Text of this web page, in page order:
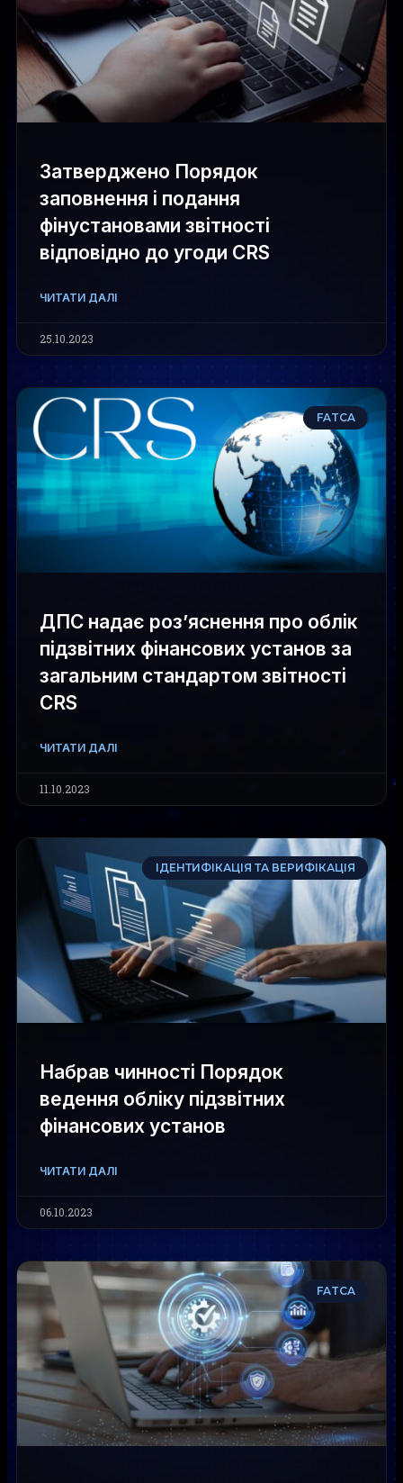
Затверджено Порядок
заповнення і подання
фінустановами звітності
відповідно до угоди CRS
ЧИТАТИ ДАЛІ
25.10.2023
FATCA
ДПС надає роз’яснення про облік
підзвітних фінансових установ за
загальним стандартом звітності
CRS
ЧИТАТИ ДАЛІ
11.10.2023
ІДЕНТИФІКАЦІЯ ТА ВЕРИФІКАЦІЯ
Набрав чинності Порядок
ведення обліку підзвітних
фінансових установ
ЧИТАТИ ДАЛІ
06.10.2023
FATCA